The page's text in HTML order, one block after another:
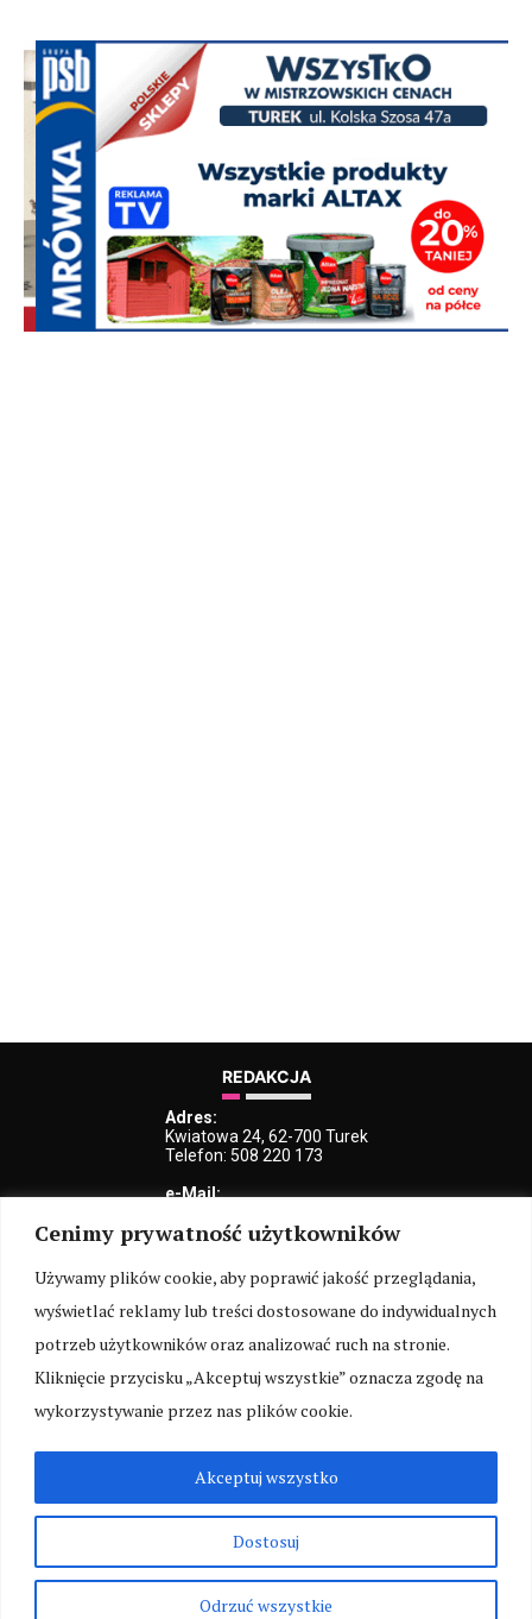
Cenimy prywatność użytkowników
Używamy plików cookie, aby poprawić jakość przeglądania,
wyświetlać reklamy lub treści dostosowane do indywidualnych
potrzeb użytkowników oraz analizować ruch na stronie.
Kliknięcie przycisku „Akceptuj wszystkie” oznacza zgodę na
wykorzystywanie przez nas plików cookie.
Dostosuj
Odrzuć wszystkie
Akceptuj wszystko
REDAKCJA
Adres:
Kwiatowa 24, 62-700 Turek
Telefon: 508 220 173
e-Mail:
redakcja@iturek.net
reklama@iturek.net
MENU
Redakcja Polityka prywatności O nas Kontakt
SOCIAL MEDIA
ARCHIWUM
Poprzednia wersja serwisu
dostępna jest pod adresem:
old.iturek.net